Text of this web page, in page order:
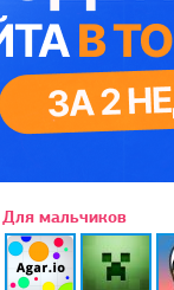
Для мальчиков